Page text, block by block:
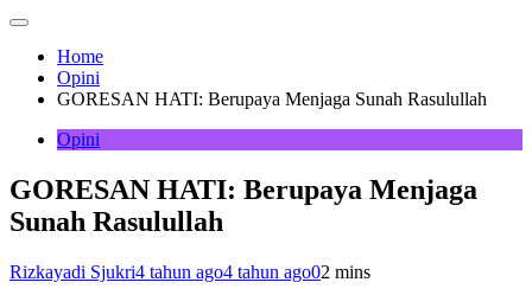
Home
Opini
GORESAN HATI: Berupaya Menjaga Sunah Rasulullah
Opini
GORESAN HATI: Berupaya Menjaga
Sunah Rasulullah
Rizkayadi Sjukri4 tahun ago4 tahun ago02 mins